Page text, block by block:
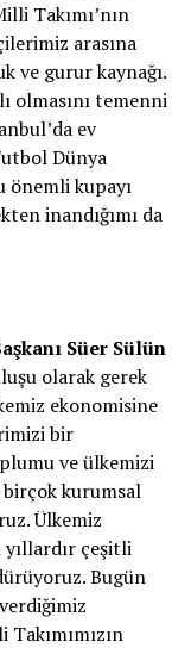
Takımı’nın
arasına
ve gurur kaynağı.
olmasını temenni
ev
Dünya
önemli kupayı
inandığımı da
Süer Sülün
olarak gerek
ekonomisine
bir
ve ülkemizi
birçok kurumsal
Ülkemiz
çeşitli
Bugün